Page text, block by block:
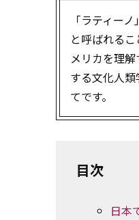
「ラティー
と呼ばれる
メリカを理
する文化人
てです。
目次
日本